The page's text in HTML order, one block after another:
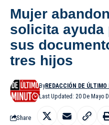
Mujer
solicita ayuda
sus
tres hijos
Last Updated: 20 De Mayo
ByREDACCIÓN DE ÚLTIMO
Share